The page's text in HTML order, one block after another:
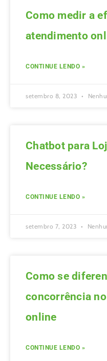
Como medir a
atendimento
CONTINUE LENDO »
setembro 8, 2023
Chatbot para
Necessário?
CONTINUE LENDO »
setembro 7, 2023
Como se
concorrência
online
CONTINUE LENDO »